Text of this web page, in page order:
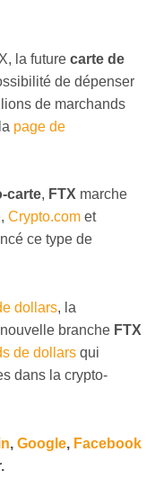
la future carte de
de dépenser
de marchands
page de
carte, FTX marche
, Crypto.com et
ce type de
dollars, la
branche FTX
de dollars qui
dans la crypto-
, Google, Facebook